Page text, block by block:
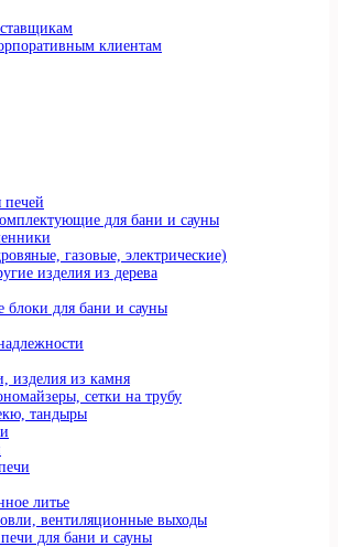
клиентам
печей
для бани и сауны
газовые, электрические)
изделия из дерева
блоки для бани и сауны
изделия из камня
сетки на трубу
тандыры
литье
вeнтиляционные выходы
для бани и сауны